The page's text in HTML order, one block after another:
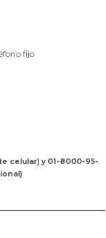
fijo
celular) y 01-8000-95-